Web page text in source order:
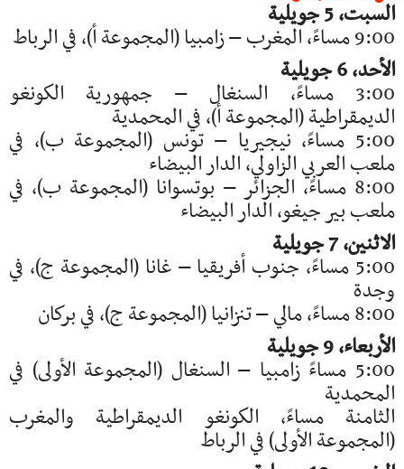
السبت، 5 جويلية
9:00 مساءً، المغرب – زامبيا (المجموعة أ)، في الرباط
الأحد، 6 جويلية
3:00 مساءً، السنغال – جمهورية الكونغو
الديمقراطية (المجموعة أ)، في المحمدية
5:00 مساءً، نيجيريا – تونس (المجموعة ب)، في
ملعب العربي الزاولي، الدار البيضاء
8:00 مساءً، الجزائر – بوتسوانا (المجموعة ب)، في
ملعب بير جيغو، الدار البيضاء
الاثنين، 7 جويلية
5:00 مساءً، جنوب أفريقيا – غانا (المجموعة ج)، في
وجدة
8:00 مساءً، مالي – تنزانيا (المجموعة ج)، في بركان
الأربعاء، 9 جويلية
5:00 مساءً زامبيا – السنغال (المجموعة الأولى) في
المحمدية
الثامنة مساءً، الكونغو الديمقراطية والمغرب
(المجموعة الأولى) في الرباط